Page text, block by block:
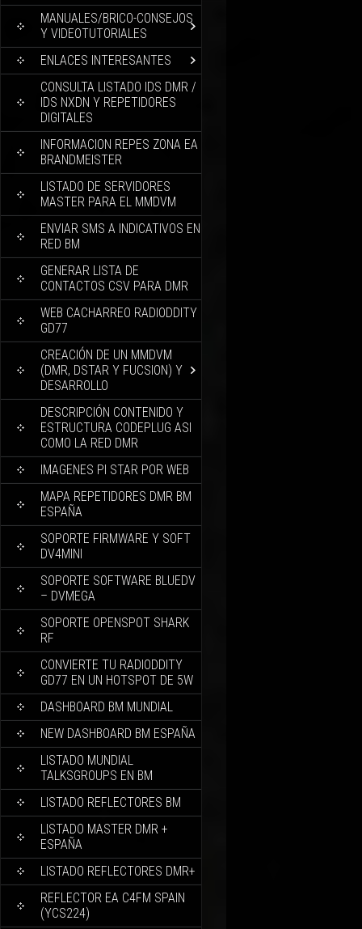
MANUALES/BRICO-CONSEJOS
Y VIDEOTUTORIALES
ENLACES INTERESANTES
CONSULTA LISTADO IDS DMR /
IDS NXDN Y REPETIDORES
DIGITALES
INFORMACION REPES ZONA EA
BRANDMEISTER
LISTADO DE SERVIDORES
MASTER PARA EL MMDVM
ENVIAR SMS A INDICATIVOS EN
RED BM
GENERAR LISTA DE
CONTACTOS CSV PARA DMR
WEB CACHARREO RADIODDITY
GD77
CREACIÓN DE UN MMDVM
(DMR, DSTAR Y FUCSION) Y
DESARROLLO
DESCRIPCIÓN CONTENIDO Y
ESTRUCTURA CODEPLUG ASI
COMO LA RED DMR
IMAGENES PI STAR POR WEB
MAPA REPETIDORES DMR BM
ESPAÑA
SOPORTE FIRMWARE Y SOFT
DV4MINI
SOPORTE SOFTWARE BLUEDV
– DVMEGA
SOPORTE OPENSPOT SHARK
RF
CONVIERTE TU RADIODDITY
GD77 EN UN HOTSPOT DE 5W
DASHBOARD BM MUNDIAL
NEW DASHBOARD BM ESPAÑA
LISTADO MUNDIAL
TALKSGROUPS EN BM
LISTADO REFLECTORES BM
LISTADO MASTER DMR +
ESPAÑA
LISTADO REFLECTORES DMR+
REFLECTOR EA C4FM SPAIN
(YCS224)